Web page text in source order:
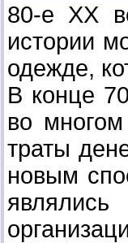
80-е ХХ
истории
одежде,
В конце
во
траты
новым